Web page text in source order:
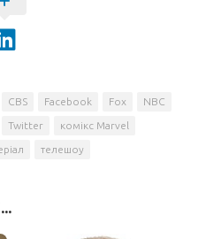
CBS Facebook Fox NBC
Twitter комікс Marvel
телешоу